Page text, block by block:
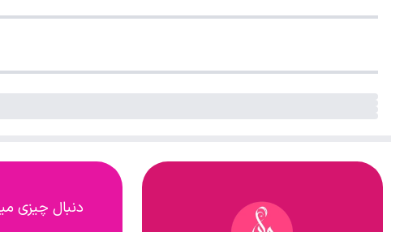
دنبال چیزی